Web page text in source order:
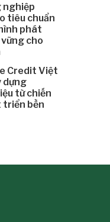
nghiệp
tiêu chuẩn
phát
cho
Credit Việt
dựng
từ chiến
triển bền